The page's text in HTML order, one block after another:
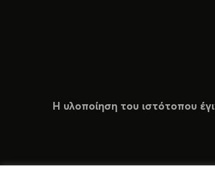
Η υλοποίηση του ιστότοπου